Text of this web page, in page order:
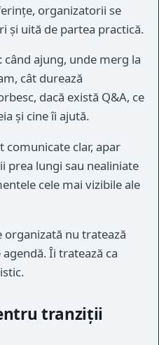
organizatorii se
și uită de partea practică.
când ajung, unde merg la
cât durează
dacă există Q&A, ce
și cine îi ajută.
comunicate clar, apar
prea lungi sau nealiniate
cele mai vizibile ale
organizată nu tratează
Îi tratează ca
tranziții